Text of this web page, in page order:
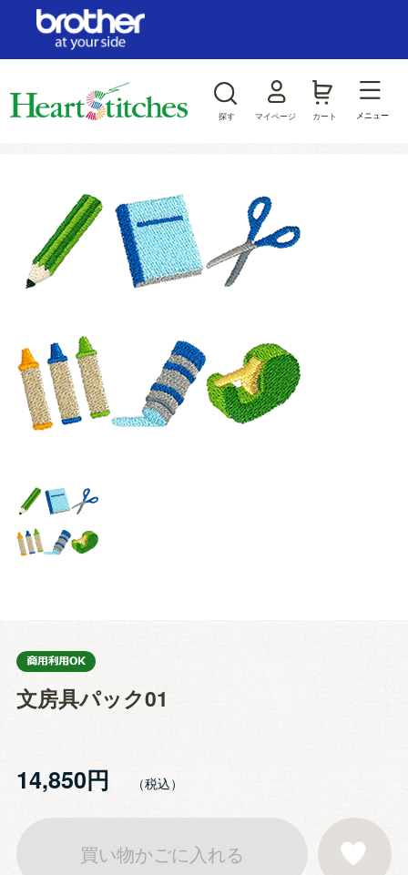
探す マイページ カート メニュー
文房具パック01
14,850円
買い物かごに入れる お気に入りに登
ログイン/新規会員登録
ジャンルから探す